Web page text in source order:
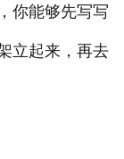
你能够先写写
立起来，再去